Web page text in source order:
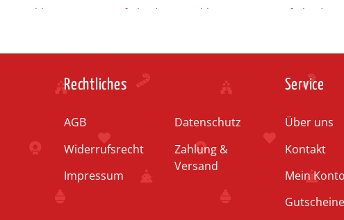
Auswahl Steuerzone / Lieferland Auswahl Steuerzone / Lieferland
Rechtliches
AGB
Widerrufsrecht
Impressum
Datenschutz
Zahlung &
Versand
Service
Über uns
Kontakt
Mein Konto
Gutscheine